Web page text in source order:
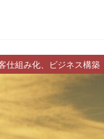
仕組み化、ビジネス構築